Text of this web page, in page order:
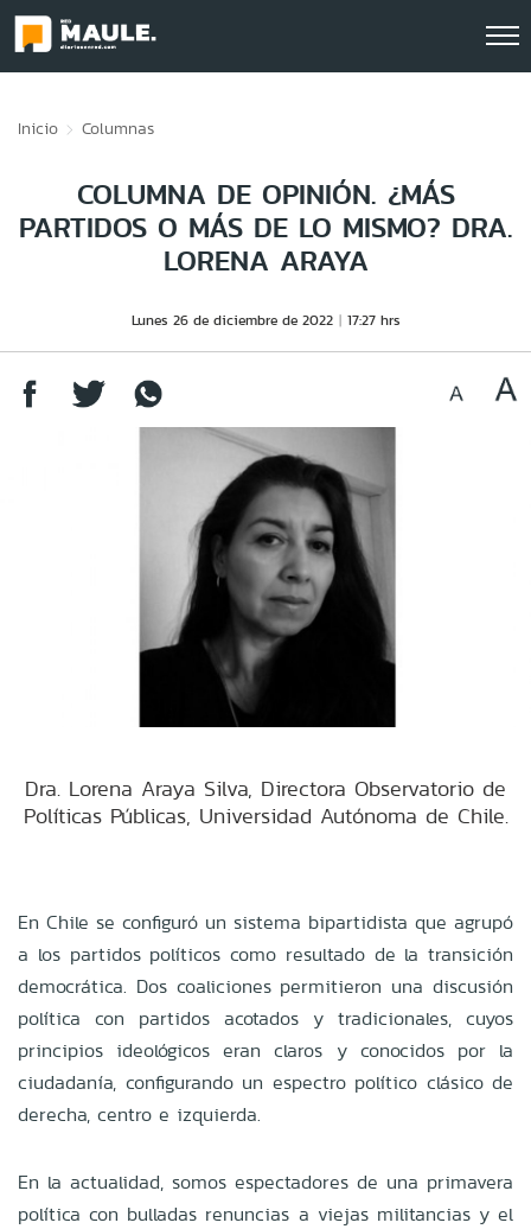
Inicio Columnas
COLUMNA DE OPINIÓN. ¿MÁS
PARTIDOS O MÁS DE LO MISMO? DRA.
LORENA ARAYA
Lunes 26 de diciembre de 2022 17:27 hrs
Dra. Lorena Araya Silva, Directora Observatorio de
Políticas Públicas, Universidad Autónoma de Chile.
En Chile se configuró un sistema bipartidista que agrupó
a los partidos políticos como resultado de la transición
democrática. Dos coaliciones permitieron una discusión
política con partidos acotados y tradicionales, cuyos
principios ideológicos eran claros y conocidos por la
ciudadanía, configurando un espectro político clásico de
derecha, centro e izquierda.
En la actualidad, somos espectadores de una primavera
política con bulladas renuncias a viejas militancias y el